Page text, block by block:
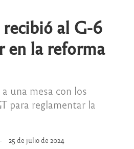
al G-6
en la reforma
una mesa con los
para reglamentar la
25 de julio de 2024